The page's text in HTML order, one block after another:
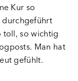
Kur so
durchgeführt
toll, so wichtig
Man hat
gefühlt.